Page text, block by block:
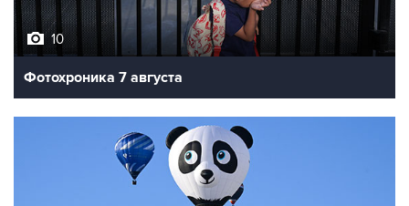
10
Фотохроника 7 августа